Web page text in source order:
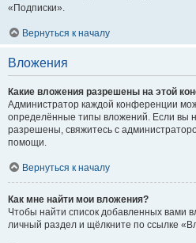
«Подписки».
Вернуться к началу
Вложения
Какие вложения разрешены на этой
Администратор каждой конференции
определённые типы вложений. Если вы
разрешены, свяжитесь с
помощи.
Вернуться к началу
Как мне найти мои вложения?
Чтобы найти список добавленных вами
личный раздел и щёлкните по ссылке